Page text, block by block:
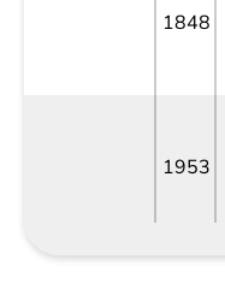
1848
1953